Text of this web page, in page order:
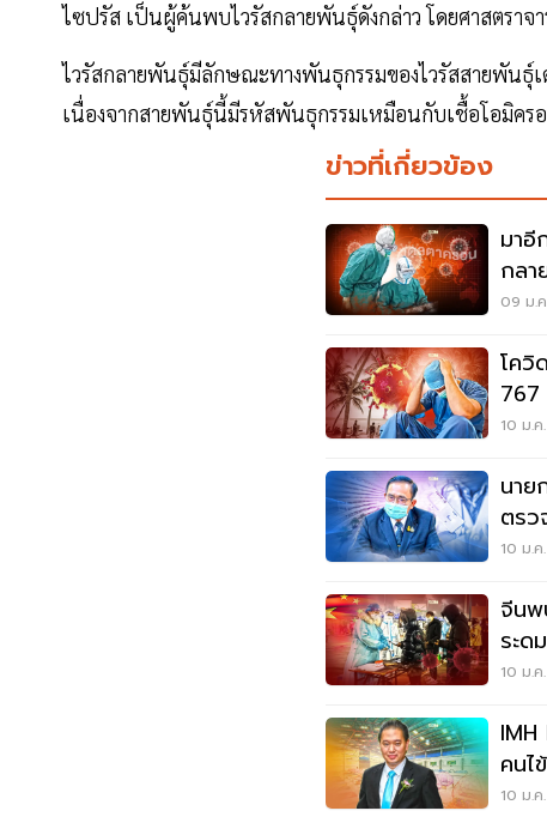
ไซปรัส เป็นผู้ค้นพบไวรัสกลายพันธุ์ดังกล่าว โดยศาสตรา
ไวรัสกลายพันธุ์มีลักษณะทางพันธุกรรมของไวรัสสายพันธุ์เ
เนื่องจากสายพันธุ์นี้มีรหัสพันธุกรรมเหมือนกับเชื้อโอมิคร
ข่าวที่เกี่ยวข้อง
มาอี
กลา
09 ม.
โควิ
767
12
10 ม.
นาย
ตรว
ม.ค.นี้
10 ม.
จีนพ
ระด
10 ม.
คนไ
10 ม.